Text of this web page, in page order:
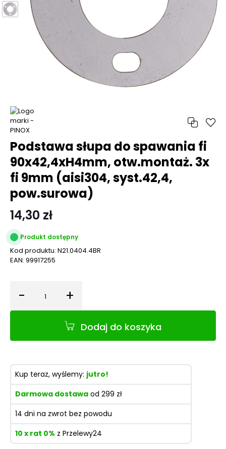
Podstawa słupa do spawania fi
90x42,4xH4mm, otw.montaż. 3x
fi 9mm (aisi304, syst.42,4,
pow.surowa)
14,30 zł
Produkt dostępny
Kod produktu: N21.0404.4BR
EAN: 99917255
- Ilość +
Dodaj do koszyka
Kup teraz, wyślemy: jutro!
Darmowa dostawa od 299 zł
14 dni na zwrot bez powodu
10 x rat 0% z Przelewy24